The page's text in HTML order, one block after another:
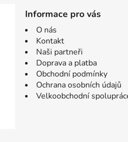
Informace pro vás
O nás
Kontakt
Naši partneři
Doprava a platba
Obchodní podmínky
Ochrana osobních údajů
Velkoobchodní